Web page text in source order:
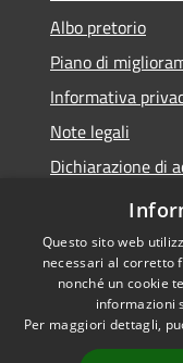
Albo pretorio
Piano di
Informativa
Note legali
Dichiarazione di
Obiettivi di
Accessibilità
Questo sito web
necessari al corretto
nonché un cookie
informazioni
Per maggiori dettagli,